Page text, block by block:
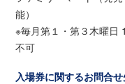
能）
※毎月第１・第３木曜日
不可
入場券に関するお問合